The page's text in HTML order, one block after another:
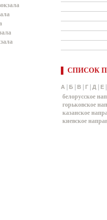
СПИСОК
А Б В Г Д Е
белорусское
горьковское
казанское
киевское